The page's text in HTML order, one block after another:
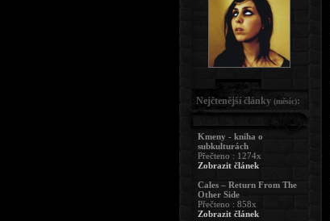
Nejčtenější články (měsíc):
Kmeny - kniha o
subkulturách
Přečteno : 1274x
Zobrazit článek
Cales – Return From The
Other Side
Přečteno : 858x
Zobrazit článek